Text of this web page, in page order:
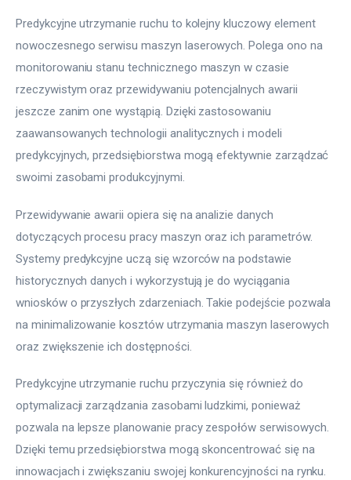
Predykcyjne utrzymanie ruchu to kolejny kluczowy element
nowoczesnego serwisu maszyn laserowych. Polega ono na
monitorowaniu stanu technicznego maszyn w czasie
rzeczywistym oraz przewidywaniu potencjalnych awarii
jeszcze zanim one wystąpią. Dzięki zastosowaniu
zaawansowanych technologii analitycznych i modeli
predykcyjnych, przedsiębiorstwa mogą efektywnie zarządzać
swoimi zasobami produkcyjnymi.
Przewidywanie awarii opiera się na analizie danych
dotyczących procesu pracy maszyn oraz ich parametrów.
Systemy predykcyjne uczą się wzorców na podstawie
historycznych danych i wykorzystują je do wyciągania
wniosków o przyszłych zdarzeniach. Takie podejście pozwala
na minimalizowanie kosztów utrzymania maszyn laserowych
oraz zwiększenie ich dostępności.
Predykcyjne utrzymanie ruchu przyczynia się również do
optymalizacji zarządzania zasobami ludzkimi, ponieważ
pozwala na lepsze planowanie pracy zespołów serwisowych.
Dzięki temu przedsiębiorstwa mogą skoncentrować się na
innowacjach i zwiększaniu swojej konkurencyjności na rynku.